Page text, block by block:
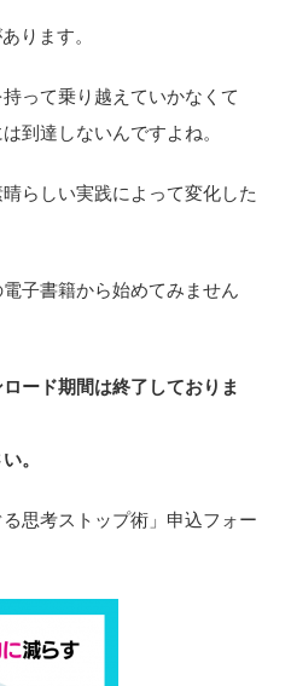
ります。
って乗り越えていかなくて
到達しないんですよね。
らしい実践によって変化した
子書籍から始めてみません
ード期間は終了しておりま
。
思考ストップ術」申込フォー